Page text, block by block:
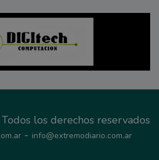
los derechos reservados
- info@extremodiario.com.ar